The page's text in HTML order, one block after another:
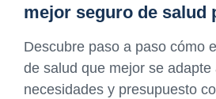
mejor seguro de salud
Descubre paso a paso cómo
de salud que mejor se adapte
necesidades y presupuesto